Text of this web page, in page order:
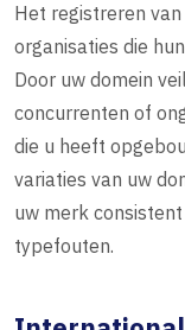
Het registreren
organisaties die
Door uw domein
concurrenten of
die u heeft
variaties van uw
uw merk
typefouten.